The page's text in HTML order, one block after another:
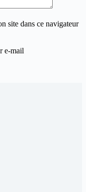
site dans ce navigateur
e-mail